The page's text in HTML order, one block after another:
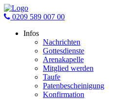
0209 589 007 00
Infos
Nachrichten
Gottesdienste
Arenakapelle
Mitglied werden
Taufe
Patenbescheinigung
Konfirmation